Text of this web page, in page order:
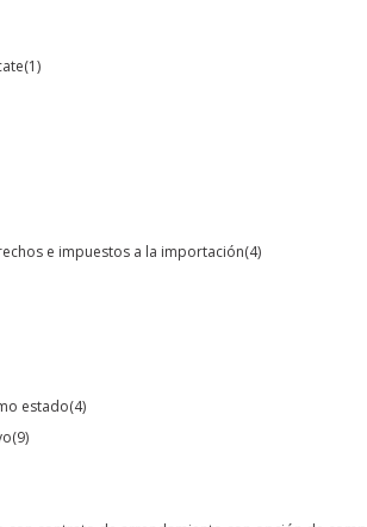
(1)
e impuestos a la importación(4)
estado(4)
(9)